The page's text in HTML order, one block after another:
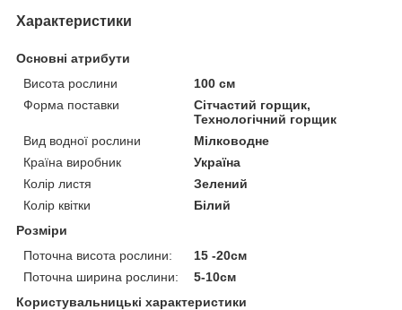
Характеристики
Основні атрибути
Висота рослини
100 см
Форма поставки
Сітчастий горщик,
Технологічний горщик
Вид водної рослини
Мілководне
Країна виробник
Україна
Колір листя
Зелений
Колір квітки
Білий
Розміри
Поточна висота рослини:
15 -20см
Поточна ширина рослини:
5-10см
Користувальницькі характеристики